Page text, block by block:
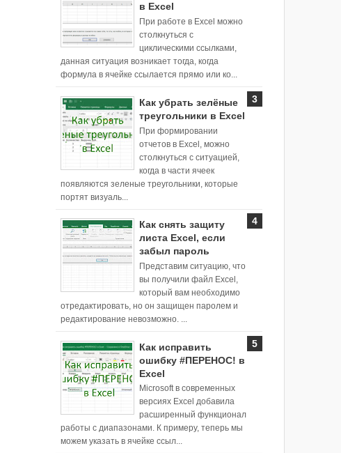
в Excel
При работе в Excel можно
столкнуться с
циклическими ссылками,
данная ситуация возникает тогда, когда
формула в ячейке ссылается прямо или ко...
Как убрать зелёные
треугольники в Excel
При формировании
отчетов в Excel, можно
столкнуться с ситуацией,
когда в части ячеек
появляются зеленые треугольники, которые
портят визуаль...
Как снять защиту
листа Excel, если
забыл пароль
Представим ситуацию, что
вы получили файл Excel,
который вам необходимо
отредактировать, но он защищен паролем и
редактирование невозможно. ...
Как исправить
ошибку #ПЕРЕНОС! в
Excel
Microsoft в современных
версиях Excel добавила
расширенный функционал
работы с диапазонами. К примеру, теперь мы
можем указать в ячейке ссыл...